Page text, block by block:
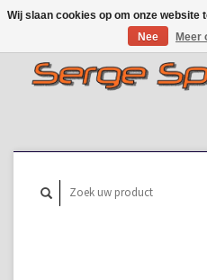
Wij slaan cookies op om onze website
Nee
Meer